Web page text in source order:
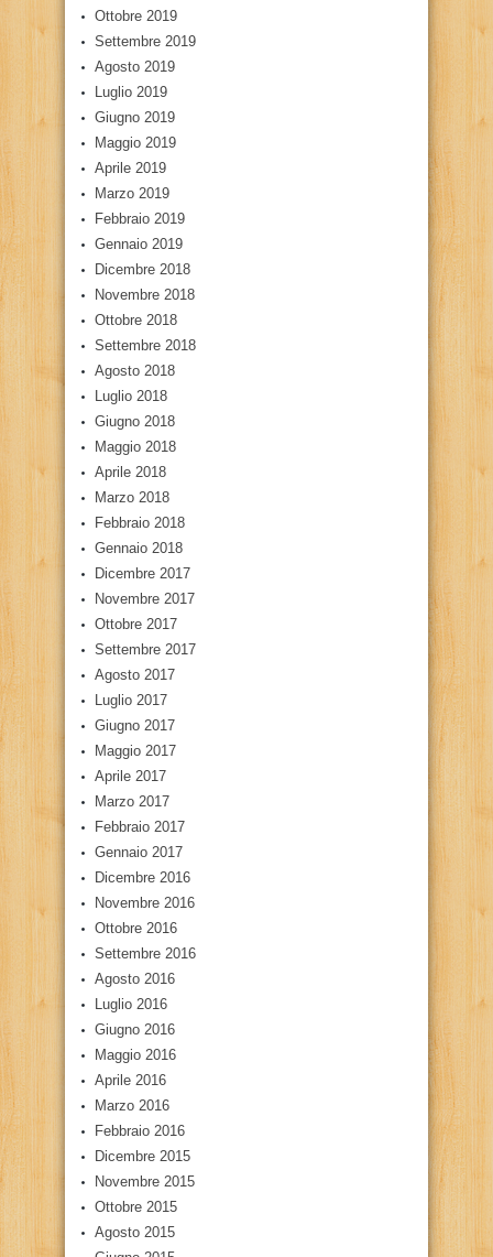
Ottobre 2019
Settembre 2019
Agosto 2019
Luglio 2019
Giugno 2019
Maggio 2019
Aprile 2019
Marzo 2019
Febbraio 2019
Gennaio 2019
Dicembre 2018
Novembre 2018
Ottobre 2018
Settembre 2018
Agosto 2018
Luglio 2018
Giugno 2018
Maggio 2018
Aprile 2018
Marzo 2018
Febbraio 2018
Gennaio 2018
Dicembre 2017
Novembre 2017
Ottobre 2017
Settembre 2017
Agosto 2017
Luglio 2017
Giugno 2017
Maggio 2017
Aprile 2017
Marzo 2017
Febbraio 2017
Gennaio 2017
Dicembre 2016
Novembre 2016
Ottobre 2016
Settembre 2016
Agosto 2016
Luglio 2016
Giugno 2016
Maggio 2016
Aprile 2016
Marzo 2016
Febbraio 2016
Dicembre 2015
Novembre 2015
Ottobre 2015
Agosto 2015